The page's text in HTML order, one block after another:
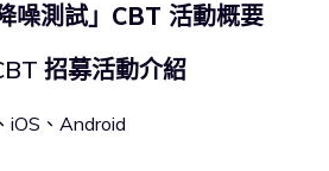
噪測試」CBT 活動概要
招募活動介紹
iOS、Android